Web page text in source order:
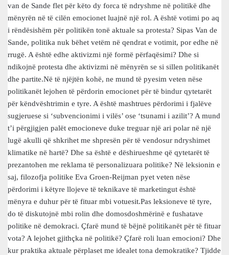
van de Sande flet për këto dy forca të ndryshme në politikë dhe
mënyrën në të cilën emocionet luajnë një rol. A është votimi po aq
i rëndësishëm për politikën tonë aktuale sa protesta? Sipas Van de
Sande, politika nuk bëhet vetëm në qendrat e votimit, por edhe në
rrugë. A është edhe aktivizmi një formë përfaqësimi? Dhe si
ndikojnë protesta dhe aktivizmi në mënyrën se si sillen politikanët
dhe partite.Në të njëjtën kohë, ne mund të pyesim veten nëse
politikanët lejohen të përdorin emocionet për të bindur qytetarët
për këndvështrimin e tyre. A është mashtrues përdorimi i fjalëve
sugjeruese si ‘subvencionimi i vilës’ ose ‘tsunami i azilit’? A mund
t’i përgjigjen palët emocioneve duke treguar një ari polar në një
lugë akulli që shkrihet me shpresën për të vendosur ndryshimet
klimatike në hartë? Dhe sa është e dëshirueshme që qytetarët të
prezantohen me reklama të personalizuara politike? Në leksionin e
saj, filozofja politike Eva Groen-Reijman pyet veten nëse
përdorimi i këtyre llojeve të teknikave të marketingut është
mënyra e duhur për të fituar mbi votuesit.Pas leksioneve të tyre,
do të diskutojnë mbi rolin dhe domosdoshmërinë e fushatave
politike në demokraci. Çfarë mund të bëjnë politikanët për të fituar
vota? A lejohet gjithçka në politikë? Çfarë roli luan emocioni? Dhe
kur praktika aktuale përplaset me idealet tona demokratike? Tjidde